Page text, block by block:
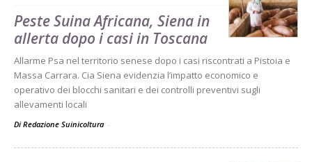
Peste Suina Africana, Siena in
allerta dopo i casi in Toscana
Allarme Psa nel territorio senese dopo i casi riscontrati a Pistoia e
Massa Carrara. Cia Siena evidenzia l’impatto economico e
operativo dei blocchi sanitari e dei controlli preventivi sugli
allevamenti locali
Di Redazione Suinicoltura -